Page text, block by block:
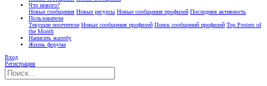
Что нового?
Новые сообщения Новые ресурсы Новые сообщения профилей Последняя активность
Пользователи
Текущие посетители Новые сообщения профилей Поиск сообщений профилей Top Posters of
the Month
Написать жалобу
Жизнь форума
Вход
Регистрация